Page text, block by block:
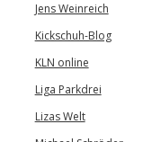
Jens Weinreich
Kickschuh-Blog
KLN online
Liga Parkdrei
Lizas Welt